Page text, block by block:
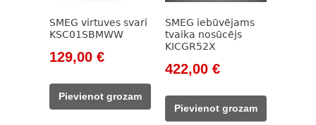
SMEG virtuves svari
KSC01SBMWW
Original
was:
148,00 €.
129,00 €Current
129,00 €.
Pievienot grozam
SMEG iebūvējams
tvaika nosūcējs
KICGR52X
Original
was:
617,00 €.
422,00 €Current
422,00 €.
Pievienot grozam